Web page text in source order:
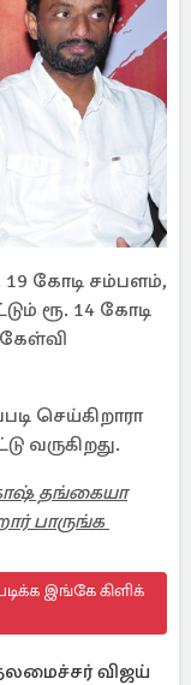
19 கோடி சம்பளம்,
ரூ. 14 கோடி
செய்கிறாரா
வருகிறது.
தங்கையா
பாருங்க
இங்கே கிளிக்
விஜய்